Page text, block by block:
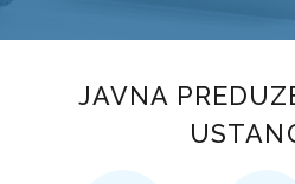
JAVNA
TRGOVINA